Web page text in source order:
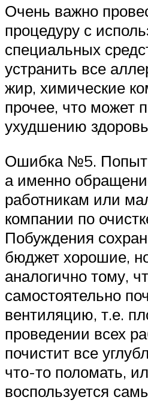
Очень важно
процедуру с
специальных
устранить все
жир, химические
прочее, что может
ухудшению
Ошибка №5.
а именно
работникам или
компании по
Побуждения
бюджет хорошие,
аналогично тому,
самостоятельно
вентиляцию, т.е.
проведении всех
почистит все
что-то поломать,
воспользуется